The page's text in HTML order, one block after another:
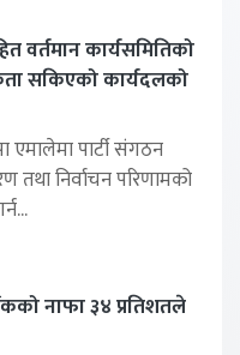
वर्तमान कार्यसमितिको
सकिएको कार्यदलको
पार्टी संगठन
तथा निर्वाचन परिणामको
नाफा ३४ प्रतिशतले